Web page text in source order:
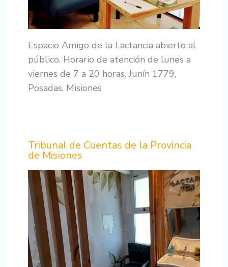
Espacio Amigo de la Lactancia abierto al
público. Horario de atención de lunes a
viernes de 7 a 20 horas. Junín 1779,
Posadas, Misiones
Tribunal de Cuentas de la Provincia
de Misiones